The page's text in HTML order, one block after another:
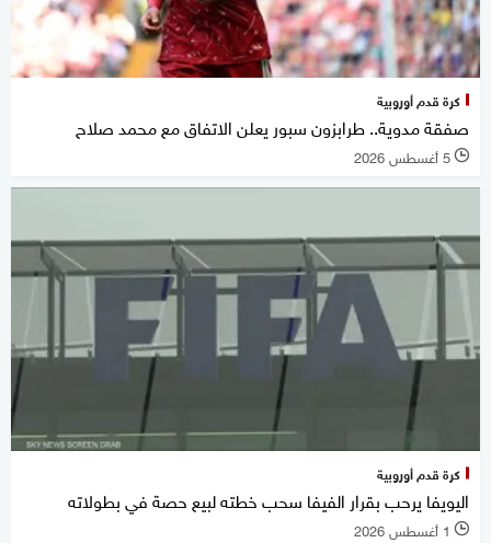
كرة قدم أوروبية
صفقة مدوية.. طرابزون سبور يعلن الاتفاق مع محمد صلاح
l 5 أغسطس 2026
كرة قدم أوروبية
اليويفا يرحب بقرار الفيفا سحب خطته لبيع حصة في بطولاته
l 1 أغسطس 2026